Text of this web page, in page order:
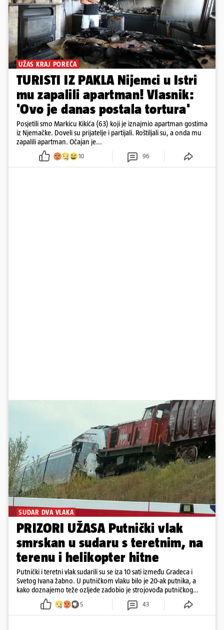
UŽAS KRAJ POREČA
TURISTI IZ PAKLA Nijemci u Istri
mu zapalili apartman! Vlasnik:
'Ovo je danas postala tortura'
Posjetili smo Markicu Kikića (63) koji je iznajmio apartman gostima
iz Njemačke. Doveli su prijatelje i partijali. Roštiljali su, a onda mu
zapalili apartman. Očajan je...
10 96
SUDAR DVA VLAKA
PRIZORI UŽASA Putnički vlak
smrskan u sudaru s teretnim, na
terenu i helikopter hitne
Putnički i teretni vlak sudarili su se iza 10 sati između Gradeca i
Svetog Ivana žabno. U putničkom vlaku bilo je 20-ak putnika, a
kako doznajemo teže ozljede zadobio je strojovođa putničkog
vlaka. Zatvoren je promet, a fotoreporteri Prigorskog objavili su
prve snimke s mjesta sudara
5 43